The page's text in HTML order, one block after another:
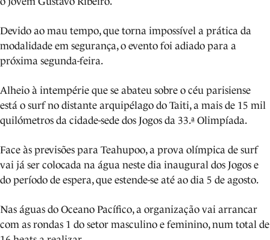
Devido ao mau tempo, que torna impossível a prática da
modalidade em segurança, o evento foi adiado para a
próxima segunda-feira.
Alheio à intempérie que se abateu sobre o céu parisiense
está o surf no distante arquipélago do Taiti, a mais de 15 mil
quilómetros da cidade-sede dos Jogos da 33.ª Olimpíada.
Face às previsões para Teahupoo, a prova olímpica de surf
vai já ser colocada na água neste dia inaugural dos Jogos e
do período de espera, que estende-se até ao dia 5 de agosto.
Nas águas do Oceano Pacífico, a organização vai arrancar
com as rondas 1 do setor masculino e feminino, num total de